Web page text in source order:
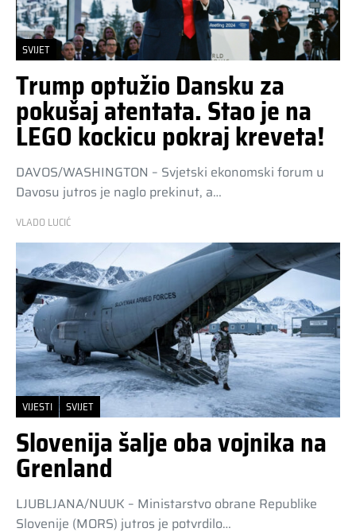
SVIJET
Trump optužio Dansku za
pokušaj atentata. Stao je na
LEGO kockicu pokraj kreveta!
DAVOS/WASHINGTON – Svjetski ekonomski forum u
Davosu jutros je naglo prekinut, a…
VLADO LUCIĆ
VIJESTI SVIJET
Slovenija šalje oba vojnika na
Grenland
LJUBLJANA/NUUK – Ministarstvo obrane Republike
Slovenije (MORS) jutros je potvrdilo…